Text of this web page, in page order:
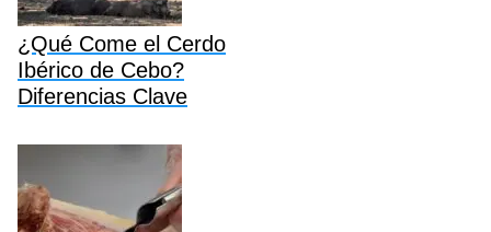
¿Qué Come el Cerdo
Ibérico de Cebo?
Diferencias Clave